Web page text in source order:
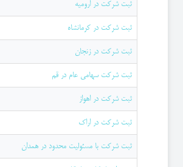
ثبت شرکت در ارومیه
ثبت شرکت در کرمانشاه
ثبت شرکت در زنجان
ثبت شرکت سهامی عام در قم
ثبت شرکت در اهواز
ثبت شرکت در اراک
ثبت شرکت با مسئولیت محدود در همدان